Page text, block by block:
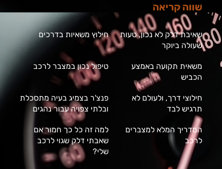
שווה קריאה
שאיבת דלק לא נכון, טעות
שעולה ביוקר
חילוץ משאיות בדרכים
משאית תקועה באמצע
הכביש
טיפול נכון במצבר לרכב
חילוצי דרך, ולעולם לא
תרגיש לבד
פנצ'ר בצמיג בעיה מתסכלת
ובלתי צפויה עבור נהגים
המדריך המלא למצברים
לרכב
למה זה כל כך חמור אם
שאבתי דלק שגוי לרכב
שלי?